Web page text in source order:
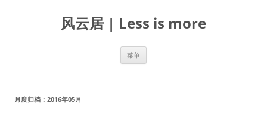
风云居 | Less is more
菜单
月度归档： 2016年05月